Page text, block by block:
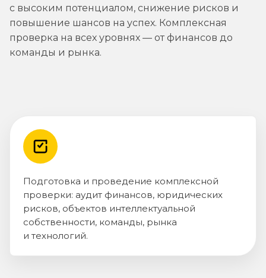
с высоким потенциалом, снижение рисков и
повышение шансов на успех. Комплексная
проверка на всех уровнях — от финансов до
команды и рынка.
Подготовка и проведение комплексной
проверки: аудит финансов, юридических
рисков, объектов интеллектуальной
собственности, команды, рынка
и технологий.